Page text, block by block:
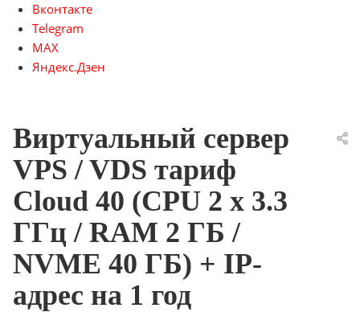
Вконтакте
Telegram
MAX
Яндекс.Дзен
Виртуальный сервер
VPS / VDS тариф
Cloud 40 (CPU 2 x 3.3
ГГц / RAM 2 ГБ /
NVME 40 ГБ) + IP-
адрес на 1 год